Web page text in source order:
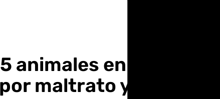
animales en
maltrato y